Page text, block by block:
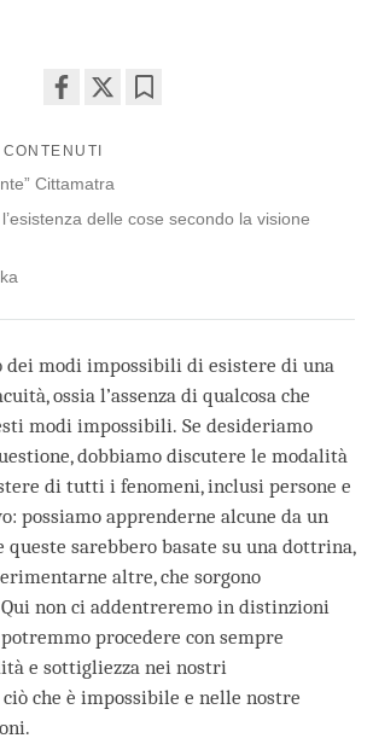
on
facebook
Cittamatra
delle cose secondo la visione
dei modi impossibili di esistere di una
ossia l’assenza di qualcosa che
modi impossibili. Se desideriamo
dobbiamo discutere le modalità
di tutti i fenomeni, inclusi persone e
possiamo apprenderne alcune da un
queste sarebbero basate su una dottrina,
altre, che sorgono
non ci addentreremo in distinzioni
procedere con sempre
e sottigliezza nei nostri
che è impossibile e nelle nostre